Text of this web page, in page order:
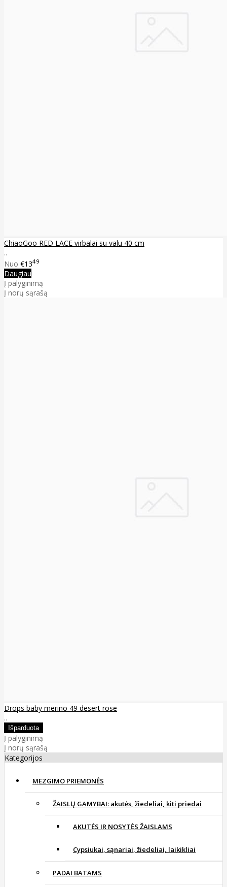
ChiaoGoo RED LACE virbalai su valu 40 cm
..
Nuo €1349
Daugiau
Į palyginimą
Į norų sąrašą
Drops baby merino 49 desert rose
..
Į palyginimą
Į norų sąrašą
Kategorijos
MEZGIMO PRIEMONĖS
ŽAISLŲ GAMYBAI: akutės, žiedeliai, kiti priedai
AKUTĖS IR NOSYTĖS ŽAISLAMS
Cypsiukai, sąnariai, žiedeliai, laikikliai
PADAI BATAMS